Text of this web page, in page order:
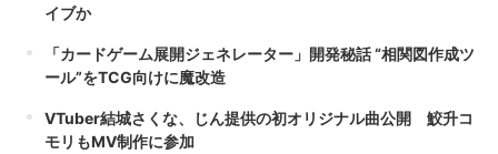
イブか
「カードゲーム展開ジェネレーター」開発秘話 “相関図作成ツ
ール”をTCG向けに魔改造
VTuber結城さくな、じん提供の初オリジナル曲公開 鮫升コ
モリもMV制作に参加